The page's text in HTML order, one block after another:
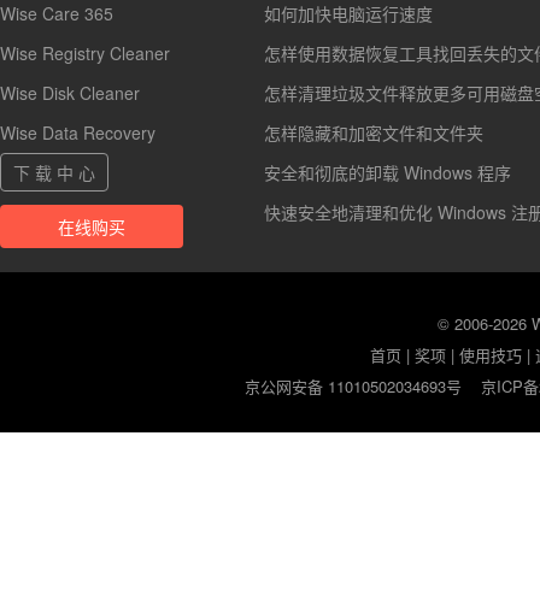
Wise Care 365
Wise Registry Cleaner
Wise Disk Cleaner
Wise Data Recovery
下 载 中 心
在线购买
如何加快电脑运行速度
怎样使用数据恢复工具找回丢失的文
怎样清理垃圾文件释放更多可用磁盘
怎样隐藏和加密文件和文件夹
安全和彻底的卸载 Windows 程序
快速安全地清理和优化 Windows 注
© 2006-2026
首页 |奖项 |使用技巧 |
京公网安备 11010502034693号
京ICP